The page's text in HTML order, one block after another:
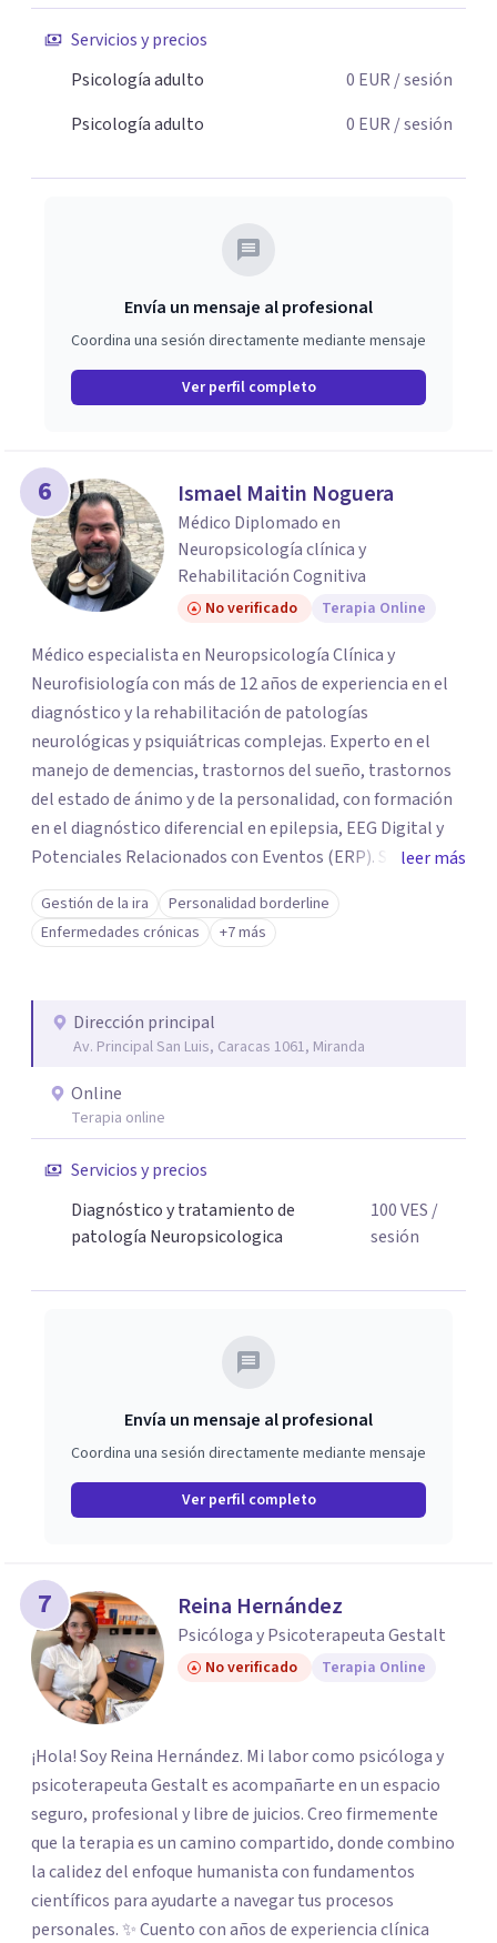
Servicios y precios
Psicología adulto
0 EUR / sesión
Psicología adulto
0 EUR / sesión
Envía un mensaje al profesional
Coordina una sesión directamente mediante mensaje
Ver perfil completo
6 Ismael Maitin Noguera
Médico Diplomado en
Neuropsicología clínica y
Rehabilitación Cognitiva
No verificado Terapia Online
Médico especialista en Neuropsicología Clínica y
Neurofisiología con más de 12 años de experiencia en el
diagnóstico y la rehabilitación de patologías
neurológicas y psiquiátricas complejas. Experto en el
manejo de demencias, trastornos del sueño, trastornos
del estado de ánimo y de la personalidad, con formación
en el diagnóstico diferencial en epilepsia, EEG Digital y
Potenciales Relacionados con Eventos (ERP). Sirvió
como Jefe de la Cátedra y Profesor de Neurociencias
Cognitivas en Universidad Católica Andrés Bello, Profesor
de Neurociencias en Universidad Metropolitana.
leer más
Gestión de la ira
Personalidad borderline
Enfermedades crónicas
+7 más
Dirección principal
Av. Principal San Luis, Caracas 1061, Miranda
Online
Terapia online
Servicios y precios
Diagnóstico y tratamiento de
patología Neuropsicologica
100VES /
sesión
Envía un mensaje al profesional
Coordina una sesión directamente mediante mensaje
Ver perfil completo
7 Reina Hernández
Psicóloga y Psicoterapeuta Gestalt
No verificado Terapia Online
¡Hola! Soy Reina Hernández. Mi labor como psicóloga y
psicoterapeuta Gestalt es acompañarte en un espacio
seguro, profesional y libre de juicios. Creo firmemente
que la terapia es un camino compartido, donde combino
la calidez del enfoque humanista con fundamentos
científicos para ayudarte a navegar tus procesos
personales. ✨ Cuento con años de experiencia clínica